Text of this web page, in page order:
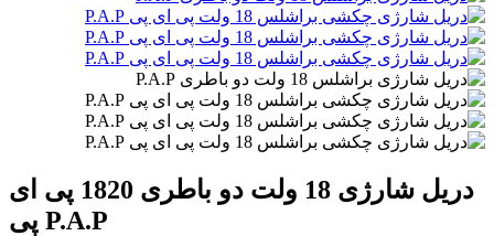
دريل شارژی 18 ولت دو باطری 1820 پی ای
پی P.A.P